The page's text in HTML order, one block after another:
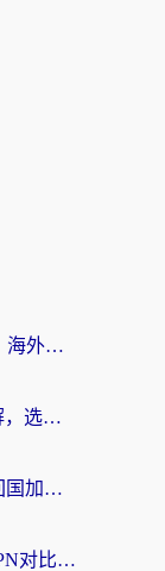
ChickCN和Unblock Youku好用吗？海外党亲测3款回国加速器，附iOS免费选择指南
海外党避坑指南：告别pc vpn 破解，选对回国加速器轻松访问国内资源
穿梭和海龟哪个好？海外党亲测回国加速器，附电脑免费VPN推荐
Quickback VPN好用吗？和穿梭VPN对比哪个回国效果更好？海外党必看的真实测评与选择指南